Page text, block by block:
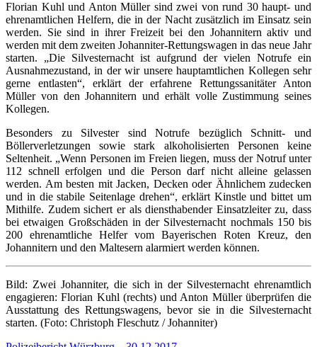
Florian Kuhl und Anton Müller sind zwei von rund 30 haupt- und
ehrenamtlichen Helfern, die in der Nacht zusätzlich im Einsatz sein
werden. Sie sind in ihrer Freizeit bei den Johannitern aktiv und
werden mit dem zweiten Johanniter-Rettungswagen in das neue Jahr
starten. „Die Silvesternacht ist aufgrund der vielen Notrufe ein
Ausnahmezustand, in der wir unsere hauptamtlichen Kollegen sehr
gerne entlasten“, erklärt der erfahrene Rettungssanitäter Anton
Müller von den Johannitern und erhält volle Zustimmung seines
Kollegen.
Besonders zu Silvester sind Notrufe bezüglich Schnitt- und
Böllerverletzungen sowie stark alkoholisierten Personen keine
Seltenheit. „Wenn Personen im Freien liegen, muss der Notruf unter
112 schnell erfolgen und die Person darf nicht alleine gelassen
werden. Am besten mit Jacken, Decken oder Ähnlichem zudecken
und in die stabile Seitenlage drehen“, erklärt Kinstle und bittet um
Mithilfe. Zudem sichert er als diensthabender Einsatzleiter zu, dass
bei etwaigen Großschäden in der Silvesternacht nochmals 150 bis
200 ehrenamtliche Helfer vom Bayerischen Roten Kreuz, den
Johannitern und den Maltesern alarmiert werden können.
Bild: Zwei Johanniter, die sich in der Silvesternacht ehrenamtlich
engagieren: Florian Kuhl (rechts) und Anton Müller überprüfen die
Ausstattung des Rettungswagens, bevor sie in die Silvesternacht
starten. (Foto: Christoph Fleschutz / Johanniter)